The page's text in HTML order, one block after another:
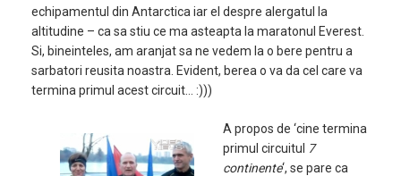
echipamentul din Antarctica iar el despre alergatul la
altitudine – ca sa stiu ce ma asteapta la maratonul Everest.
Si, bineinteles, am aranjat sa ne vedem la o bere pentru a
sarbatori reusita noastra. Evident, berea o va da cel care va
termina primul acest circuit… :)))
A propos de ‘cine termina
primul circuitul 7
continente‘, se pare ca